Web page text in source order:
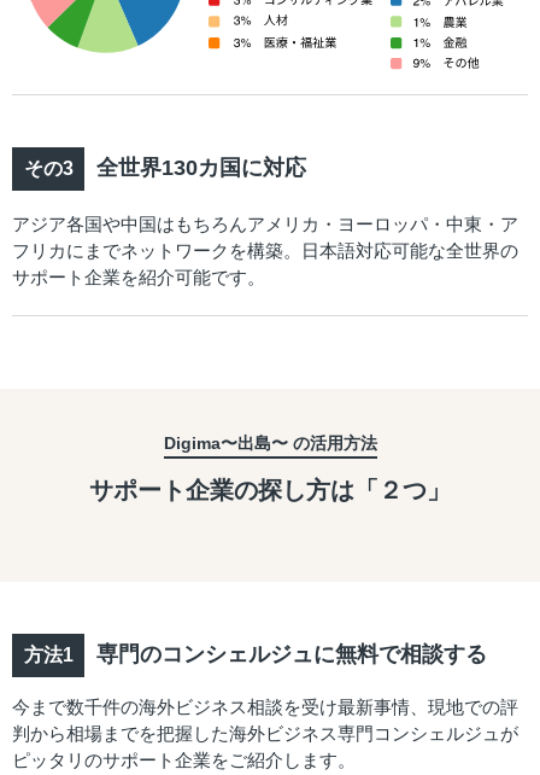
全世界130カ国に対応
アジア各国や中国はもちろんアメリカ・ヨーロッパ・中東・ア
フリカにまでネットワークを構築。日本語対応可能な全世界の
サポート企業を紹介可能です。
Digima〜出島〜 の活用方法
サポート企業の探し方は「２つ」
専門のコンシェルジュに無料で相談する
今まで数千件の海外ビジネス相談を受け最新事情、現地での評
判から相場までを把握した海外ビジネス専門コンシェルジュが
ピッタリのサポート企業をご紹介します。